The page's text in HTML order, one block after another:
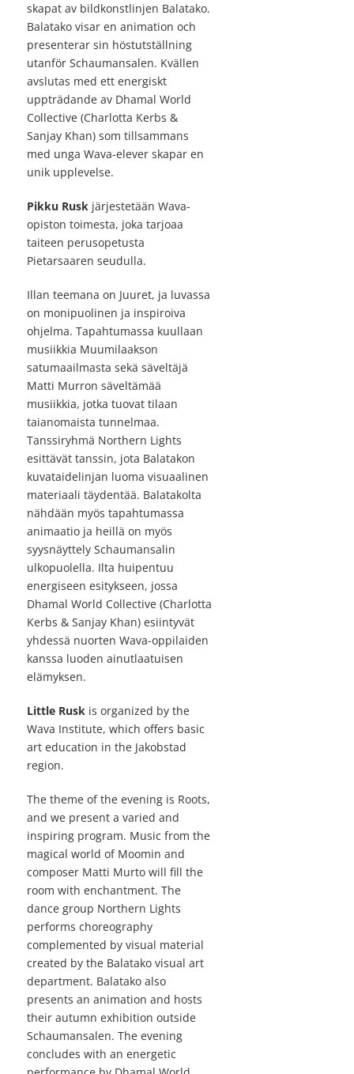
skapat av bildkonstlinjen Balatako.
Balatako visar en animation och
presenterar sin höstutställning
utanför Schaumansalen. Kvällen
avslutas med ett energiskt
uppträdande av Dhamal World
Collective (Charlotta Kerbs &
Sanjay Khan) som tillsammans
med unga Wava-elever skapar en
unik upplevelse.
Pikku Rusk järjestetään Wava-
opiston toimesta, joka tarjoaa
taiteen perusopetusta
Pietarsaaren seudulla.
Illan teemana on Juuret, ja luvassa
on monipuolinen ja inspiroiva
ohjelma. Tapahtumassa kuullaan
musiikkia Muumilaakson
satumaailmasta sekä säveltäjä
Matti Murron säveltämää
musiikkia, jotka tuovat tilaan
taianomaista tunnelmaa.
Tanssiryhmä Northern Lights
esittävät tanssin, jota Balatakon
kuvataidelinjan luoma visuaalinen
materiaali täydentää. Balatakolta
nähdään myös tapahtumassa
animaatio ja heillä on myös
syysnäyttely Schaumansalin
ulkopuolella. Ilta huipentuu
energiseen esitykseen, jossa
Dhamal World Collective (Charlotta
Kerbs & Sanjay Khan) esiintyvät
yhdessä nuorten Wava-oppilaiden
kanssa luoden ainutlaatuisen
elämyksen.
Little Rusk is organized by the
Wava Institute, which offers basic
art education in the Jakobstad
region.
The theme of the evening is Roots,
and we present a varied and
inspiring program. Music from the
magical world of Moomin and
composer Matti Murto will fill the
room with enchantment. The
dance group Northern Lights
performs choreography
complemented by visual material
created by the Balatako visual art
department. Balatako also
presents an animation and hosts
their autumn exhibition outside
Schaumansalen. The evening
concludes with an energetic